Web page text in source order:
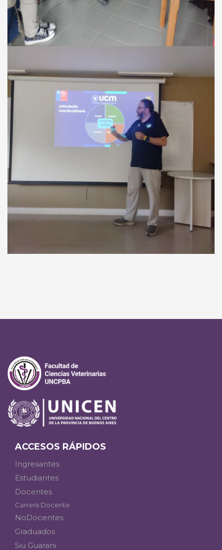
ACCESOS RÁPIDOS
Ingresantes
Estudiantes
Docentes
Carrera Docente
NoDocentes
Graduados
Siu Guarani